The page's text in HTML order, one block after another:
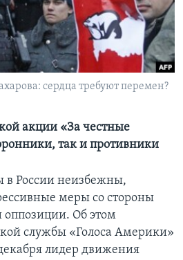
сердца требуют перемен?
акции «За честные
так и противники
в России неизбежны,
меры со стороны
оппозиции. Об этом
службы «Голоса Америки»
лидер движения